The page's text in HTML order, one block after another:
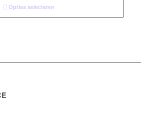
Sets
Box
Opties selecteren